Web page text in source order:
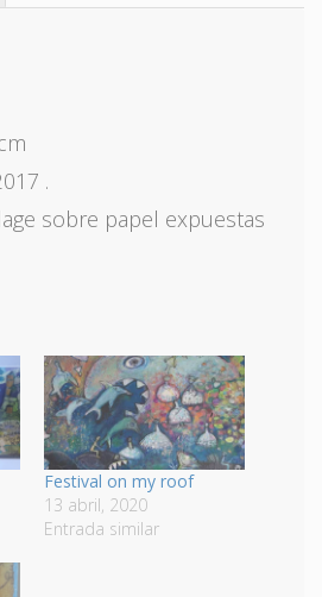
.
sobre papel expuestas
Festival on my roof
13 abril, 2020
Entrada similar